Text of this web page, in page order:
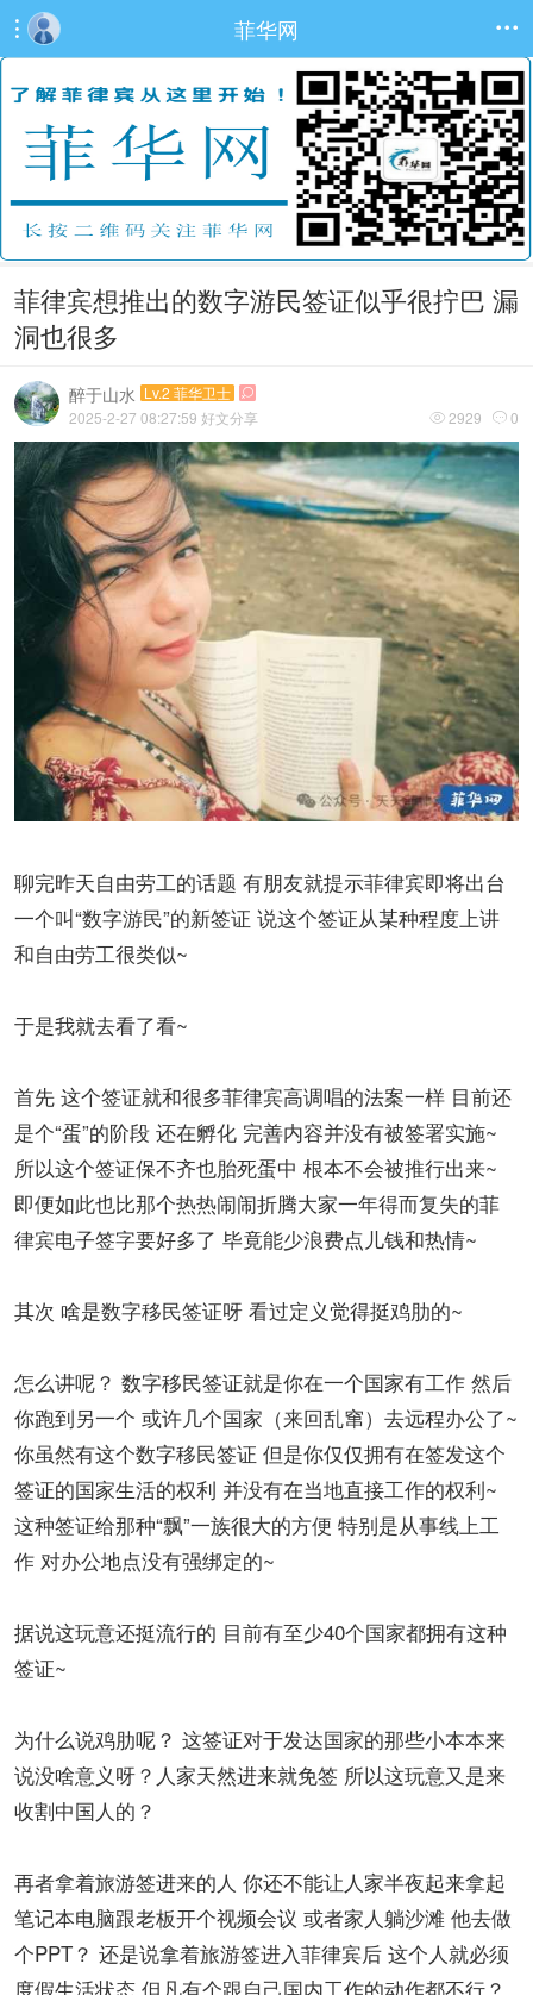
 菲华网 
菲律宾想推出的数字游民签证似乎很拧巴 漏
洞也很多
醉于山水 Lv.2 菲华卫士 
 2929  0
2025-2-27 08:27:59 好文分享
聊完昨天自由劳工的话题 有朋友就提示菲律宾即将出台
一个叫“数字游民”的新签证 说这个签证从某种程度上讲
和自由劳工很类似~
于是我就去看了看~
首先 这个签证就和很多菲律宾高调唱的法案一样 目前还
是个“蛋”的阶段 还在孵化 完善内容并没有被签署实施~
所以这个签证保不齐也胎死蛋中 根本不会被推行出来~
即便如此也比那个热热闹闹折腾大家一年得而复失的菲
律宾电子签字要好多了 毕竟能少浪费点儿钱和热情~
其次 啥是数字移民签证呀 看过定义觉得挺鸡肋的~
怎么讲呢？ 数字移民签证就是你在一个国家有工作 然后
你跑到另一个 或许几个国家（来回乱窜）去远程办公了~
你虽然有这个数字移民签证 但是你仅仅拥有在签发这个
签证的国家生活的权利 并没有在当地直接工作的权利~
这种签证给那种“飘”一族很大的方便 特别是从事线上工
作 对办公地点没有强绑定的~
据说这玩意还挺流行的 目前有至少40个国家都拥有这种
签证~
为什么说鸡肋呢？ 这签证对于发达国家的那些小本本来
说没啥意义呀？人家天然进来就免签 所以这玩意又是来
收割中国人的？
再者拿着旅游签进来的人 你还不能让人家半夜起来拿起
笔记本电脑跟老板开个视频会议 或者家人躺沙滩 他去做
个PPT？ 还是说拿着旅游签进入菲律宾后 这个人就必须
度假生活状态 但凡有个跟自己国内工作的动作都不行？